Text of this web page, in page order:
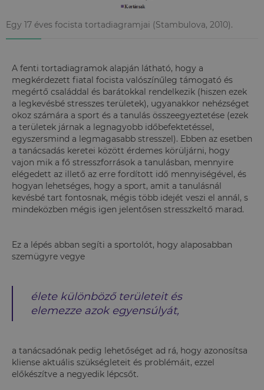
Egy 17 éves focista tortadiagramjai (Stambulova, 2010).
A fenti tortadiagramok alapján látható, hogy a
megkérdezett fiatal focista valószínűleg támogató és
megértő családdal és barátokkal rendelkezik (hiszen ezek
a legkevésbé stresszes területek), ugyanakkor nehézséget
okoz számára a sport és a tanulás összeegyeztetése (ezek
a területek járnak a legnagyobb időbefektetéssel,
egyszersmind a legmagasabb stresszel). Ebben az esetben
a tanácsadás keretei között érdemes körüljárni, hogy
vajon mik a fő stresszforrások a tanulásban, mennyire
elégedett az illető az erre fordított idő mennyiségével, és
hogyan lehetséges, hogy a sport, amit a tanulásnál
kevésbé tart fontosnak, mégis több idejét veszi el annál, s
mindeközben mégis igen jelentősen stresszkeltő marad.
Ez a lépés abban segíti a sportolót, hogy alaposabban
szemügyre vegye
élete különböző területeit és
elemezze azok egyensúlyát,
a tanácsadónak pedig lehetőséget ad rá, hogy azonosítsa
kliense aktuális szükségleteit és problémáit, ezzel
előkészítve a negyedik lépcsőt.